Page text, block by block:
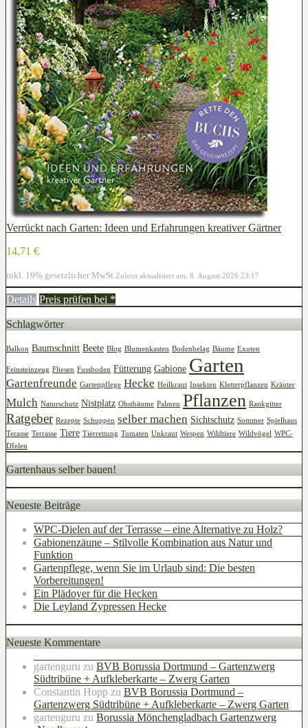
Verrückt nach Garten: Ideen und Erfahrungen kreativer Gärtner
14,71 €
inkl. 19% gesetzlicher MwSt. Zuletzt aktualisiert am: 8. August 2026 23:17
Details Preis prüfen bei *
Schlagwörter
Balkon Baumschnitt Beete Blog Blumenkasten Bodenbelag Bäume Exoten
Feinsteinzeug Fliesen Fussboden Fütterung Gabione Garten
Gartenfreunde Gartenpflege Hecke Heilkraut Insekten Kletterpflanzen Kräuter
Mulch Naturschutz Nistplatz Obstbäume Palmen Pflanzen Rankgitter
Ratgeber Rezepte Schuppen selber machen Sichtschutz Sommer Spielhaus
Terasse Terrasse Tiere Tierrettung Tomaten Unkraut Wespen Wildtiere Wildvögel WPC-
DIelen
Gartenhaus selber bauen!
Neueste Beiträge
WPC-Dielen auf der Terrasse – eine Alternative zu Holz?
Gabionenzäune – Stilvolle Kombination aus Natur und
Funktion
Gartenpflege, wenn Sie im Urlaub sind: Die besten
Vorbereitungen!
Ein Plädoyer für die Hecken
Die Leyland Zypressen Hecke
Neueste Kommentare
gartenguru zu BVB Borussia Dortmund – Gartenzwerg
Südtribüne + Aufkleberkarte – Zwerg Garten
Constantin Hopp zu BVB Borussia Dortmund –
Gartenzwerg Südtribüne + Aufkleberkarte – Zwerg Garten
gartenguru zu Borussia Mönchengladbach Gartenzwerg